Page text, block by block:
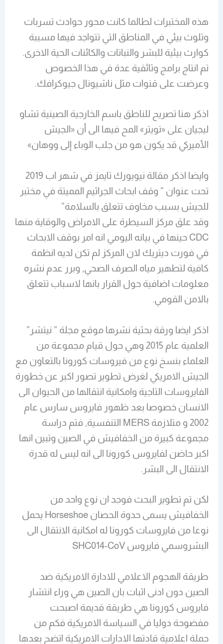
هذه المختبرات لطالما كانت محور حوادث تسربات
وتلوث بيئي في المناطق التي تتواجد فيها مسببة
كوارث بيئية للبشر والنباتات والكائنات الحية الاخرى.
تم انتاج برامج وثائقية عدة في هذا الخصوص
وعرضت على قنوات مثل ناشيونال جيوكرافك.
اذكر هنا تصريح للناطق باسم الخارجية الصينية تشاو
ليجيان على «تويتر» المح فيها الى أن «الجيش
الأميركي قد يكون هو من جلب الوباء إلى ووهان»
وايضا اذكر مقالة نيويورك تايمز في شهر اب 2019
تحت عنوان ” وقف ابحاث الجراثيم المميتة في مختبر
للجيش بسبب مخاوف تتعلق بالسلامة”
وقد علق مركز السيطرة على الامراض والوقاية منها
CDC حينها في بيانه اليومي انه امر بوقف الابحاث
في فورت ديتريك لان المركز لم تكن لديه انظمة
كافية لتطهير مياه الصرف الصحي, وبرر عدم نشره
معلومات اضافية حول القرار بانها لاسباب تتعلق
بالامن القومي.
اذكر ايضا ورقة بحثية نشرها موقع مجلة ” نيتشر”
العلمية عام 2015 وهي حول قيام مجموعة من
العلماء بنسخ نوع من فيروسات كورونا بالتعاون مع
الجيش الامريكي لغرض تطوير تصور اكبر عن خطورة
الفايروسات التاجية وامكانية انتقالها من الحيوان الى
الانسان خصوصا بعد ظهور فايروس سارس عام
2002 و متلازمة MERS التنفسية, فتم دراسة
مجموعة كبيرة من الخفافيش في الصين وتبين انها
اكبر حاضن لفايروس كورونا الى انه ليس له قدرة
الانتقال الى البشر.
لكن تم تطوير البحث فوجد ان نوع واحد من
الخفافيش يسمى حدوة الحصان Horseshoe يحمل
نوعا من فايروسات كورونا له امكانية الانتقال الى
البشروسمي فايروس SHC014-CoV
طريقة الهجوم الاعلامي للادارة الامريكية ضد
الصين دون ادنى اثبات بان الصين هي وراء انتشار
فايروس كورونا هي طريقة قديمة اصبحت
مفضوحة دوليا في السياسة الامريكية فكم من
حملة اعلامية قادتها الادارات الامريكية اتضح بعدها